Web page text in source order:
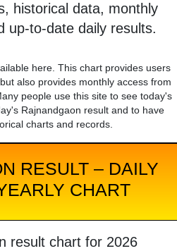
historical data, monthly
up-to-date daily results.
here. This chart provides users
also provides monthly access from
people use this site to see today's
Rajnandgaon result and to have
charts and records.
RESULT – DAILY
CHART
result chart for 2026